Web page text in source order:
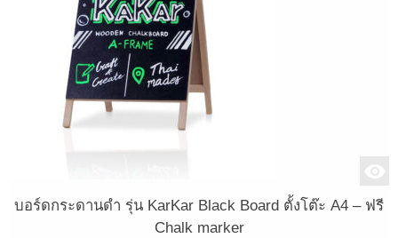
บอร์ดกระดานดำ รุ่น KarKar Black Board ตั้งโต๊ะ A4 – ฟรี
Chalk marker